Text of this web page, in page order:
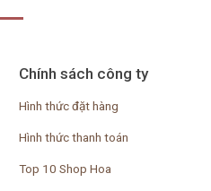
Chính sách công ty
Hình thức đặt hàng
Hình thức thanh toán
Top 10 Shop Hoa